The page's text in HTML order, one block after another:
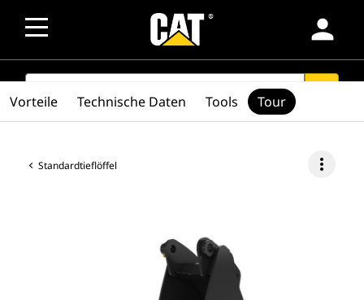
person
SEARCH
Standardtieflöffel more_vert
Vorteile Technische Daten Tools Tour